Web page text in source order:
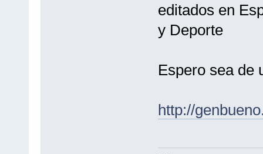
editados en
y Deporte
Espero sea de
http://